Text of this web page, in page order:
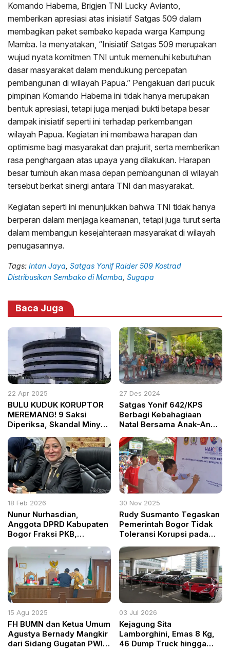
Komando Habema, Brigjen TNI Lucky Avianto,
memberikan apresiasi atas inisiatif Satgas 509 dalam
membagikan paket sembako kepada warga Kampung
Mamba. Ia menyatakan, “Inisiatif Satgas 509 merupakan
wujud nyata komitmen TNI untuk memenuhi kebutuhan
dasar masyarakat dalam mendukung percepatan
pembangunan di wilayah Papua.” Pengakuan dari pucuk
pimpinan Komando Habema ini tidak hanya merupakan
bentuk apresiasi, tetapi juga menjadi bukti betapa besar
dampak inisiatif seperti ini terhadap perkembangan
wilayah Papua. Kegiatan ini membawa harapan dan
optimisme bagi masyarakat dan prajurit, serta memberikan
rasa penghargaan atas upaya yang dilakukan. Harapan
besar tumbuh akan masa depan pembangunan di wilayah
tersebut berkat sinergi antara TNI dan masyarakat.
Kegiatan seperti ini menunjukkan bahwa TNI tidak hanya
berperan dalam menjaga keamanan, tetapi juga turut serta
dalam membangun kesejahteraan masyarakat di wilayah
penugasannya.
Tags: Intan Jaya Satgas Yonif Raider 509 Kostrad
Distribusikan Sembako di Mamba Sugapa
Baca Juga
22 Apr 2025
BULU KUDUK KORUPTOR
MEREMANG! 9 Saksi
Diperiksa, Skandal Minyak
Diobok-obok Kejaksaan
Agung
27 Des 2024
Satgas Yonif 642/KPS
Berbagi Kebahagiaan
Natal Bersama Anak-Anak
18 Feb 2026
Nunur Nurhasdian,
Anggota DPRD Kabupaten
Bogor Fraksi PKB,
sebagai Momentum
Transformasi Spiritual dan
Sosial
30 Nov 2025
Rudy Susmanto Tegaskan
Pemerintah Bogor Tidak
Toleransi Korupsi pada
15 Agu 2025
FH BUMN dan Ketua Umum
Agustya Bernady Mangkir
dari Sidang Gugatan PWI
03 Jul 2026
Kejagung Sita
Lamborghini, Emas 8 Kg,
46 Dump Truck hingga